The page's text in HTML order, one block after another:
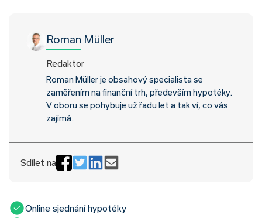
Roman Müller
Redaktor
Roman Müller je obsahový specialista se
zaměřením na finanční trh, především hypotéky.
V oboru se pohybuje už řadu let a tak ví, co vás
zajímá.
Sdílet na
Online sjednání hypotéky